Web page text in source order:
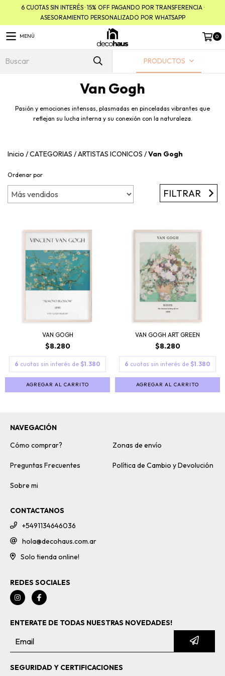
6 CUOTAS SIN INTERÉS · 15% OFF PAGANDO POR TRANSFERENCIA ·
ASESORAMIENTO PERSONALIZADO POR WHATSAPP
MENÚ 0
PRODUCTOS
Van Gogh
Pasión y emociones intensas, plasmadas en pinceladas vibrantes que
reflejan su lucha interna y su conexión con la naturaleza.
Inicio /CATEGORIAS /ARTISTAS ICONICOS /Van Gogh
Ordenar por
FILTRAR
VAN GOGH
$8.280
6 cuotas sin interés de $1.380
AGREGAR AL CARRITO
VAN GOGH ART GREEN
$8.280
6 cuotas sin interés de $1.380
AGREGAR AL CARRITO
NAVEGACIÓN
Cómo comprar?
Zonas de envío
Preguntas Frecuentes Política de Cambio y Devolución
Sobre mi
CONTACTANOS
+5491134646036
hola@decohaus.com.ar
Solo tienda online!
REDES SOCIALES
ENTERATE DE TODAS NUESTRAS NOVEDADES!
SEGURIDAD Y CERTIFICACIONES